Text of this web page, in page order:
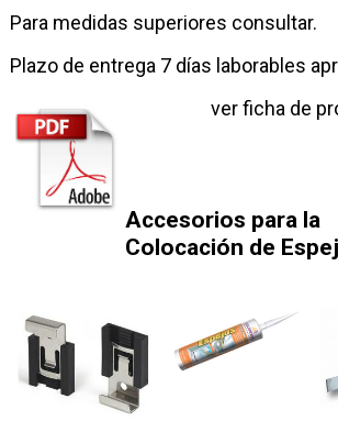
Para medidas superiores consultar.
Plazo de entrega 7 días laborables
ver ficha de
Accesorios para la
Colocación de